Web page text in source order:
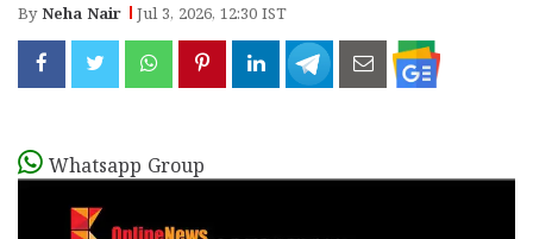
ByNeha Nair Jul 3, 2026, 12:30 IST
Whatsapp Group